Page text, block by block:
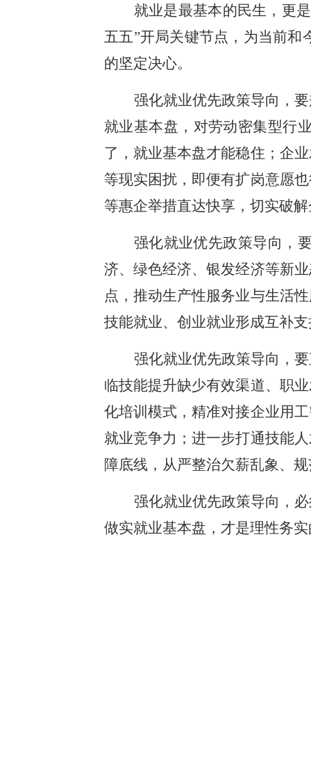
就业是最基本的民生，更
五五”开局关键节点，为当前
的坚定决心。
强化就业优先政策导向，
就业基本盘，对劳动密集型行
了，就业基本盘才能稳住；企
等现实困扰，即便有扩岗意愿
等惠企举措直达快享，切实破
强化就业优先政策导向，
济、绿色经济、银发经济等新
点，推动生产性服务业与生活
技能就业、创业就业形成互补
强化就业优先政策导向，
临技能提升缺少有效渠道、职
化培训模式，精准对接企业用
就业竞争力；进一步打通技能
障底线，从严整治欠薪乱象、
强化就业优先政策导向，
做实就业基本盘，才是理性务